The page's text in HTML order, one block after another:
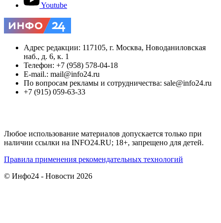
Youtube
Адрес редакции: 117105, г. Москва, Новоданиловская
наб., д. 6, к. 1
Телефон: +7 (958) 578-04-18
E-mail.: mail@info24.ru
По вопросам рекламы и сотрудничества: sale@info24.ru
+7 (915) 059-63-33
Любое использование материалов допускается только при
наличии ссылки на INFO24.RU; 18+, запрещено для детей.
Правила применения рекомендательных технологий
© Инфо24 - Новости 2026